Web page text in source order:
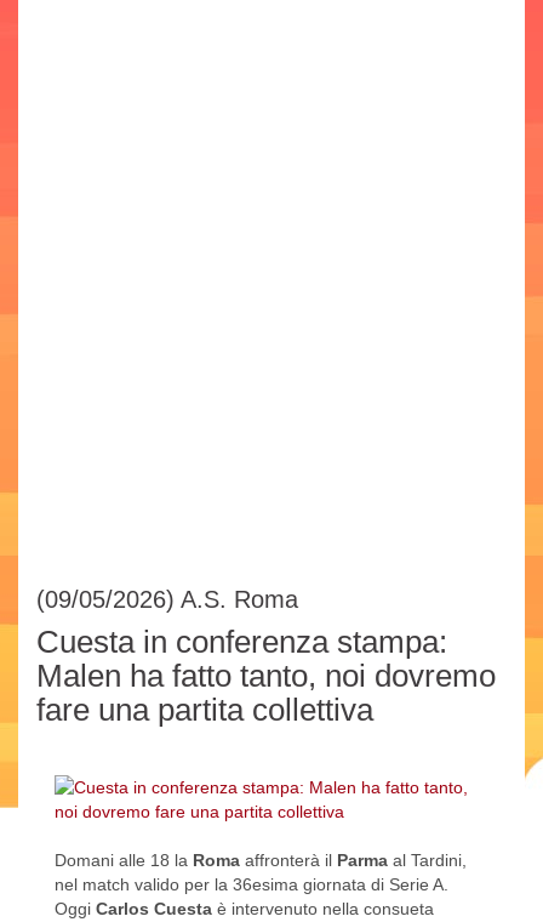
(09/05/2026) A.S. Roma
Cuesta in conferenza stampa:
Malen ha fatto tanto, noi dovremo
fare una partita collettiva
Domani alle 18 la Roma affronterà il Parma al Tardini,
nel match valido per la 36esima giornata di Serie A.
Oggi Carlos Cuesta è intervenuto nella consueta